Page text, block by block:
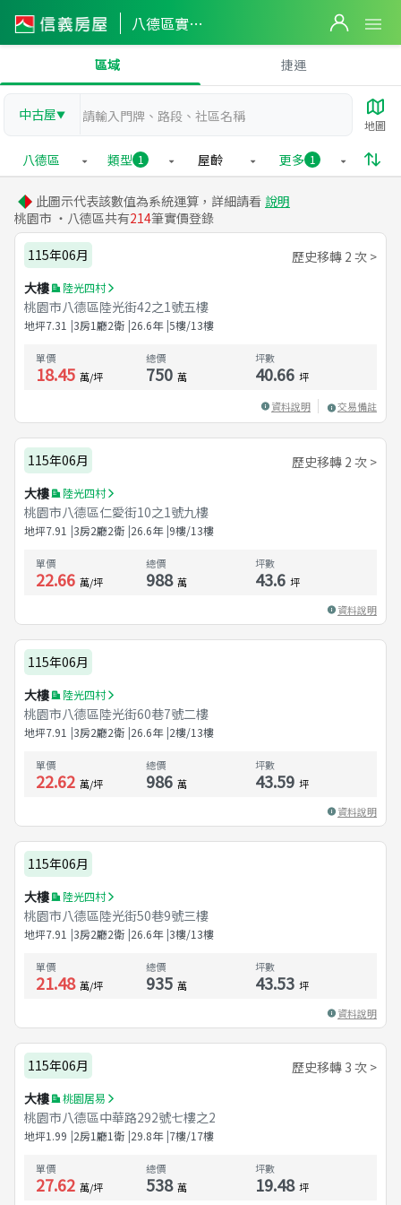
八德區實價登錄
區域 捷運
中古屋▼
地圖
八德區 類型 1 屋齡 更多 1
此圖示代表該數值為系統運算，詳細請看 說明
桃園市 ・八德區共有214筆實價登錄
115年06月
歷史移轉 2 次 >
大樓
陸光四村
桃園市八德區陸光街42之1號五樓
地坪7.31 3房1廳2衛 26.6年 5樓/13樓
單價
18.45 萬/坪
總價
750 萬
坪數
40.66 坪
資料說明 交易備註
115年06月
歷史移轉 2 次 >
大樓
陸光四村
桃園市八德區仁愛街10之1號九樓
地坪7.91 3房2廳2衛 26.6年 9樓/13樓
單價
22.66 萬/坪
總價
988 萬
坪數
43.6 坪
資料說明
115年06月
大樓
陸光四村
桃園市八德區陸光街60巷7號二樓
地坪7.91 3房2廳2衛 26.6年 2樓/13樓
單價
22.62 萬/坪
總價
986 萬
坪數
43.59 坪
資料說明
115年06月
大樓
陸光四村
桃園市八德區陸光街50巷9號三樓
地坪7.91 3房2廳2衛 26.6年 3樓/13樓
單價
21.48 萬/坪
總價
935 萬
坪數
43.53 坪
資料說明
115年06月
歷史移轉 3 次 >
大樓
桃園居易
桃園市八德區中華路292號七樓之2
地坪1.99 2房1廳1衛 29.8年 7樓/17樓
單價
27.62 萬/坪
總價
538 萬
坪數
19.48 坪